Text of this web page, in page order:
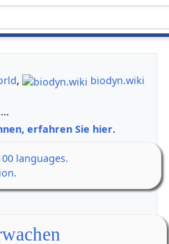
,
biodyn.wiki
...
erfahren Sie hier.
languages.